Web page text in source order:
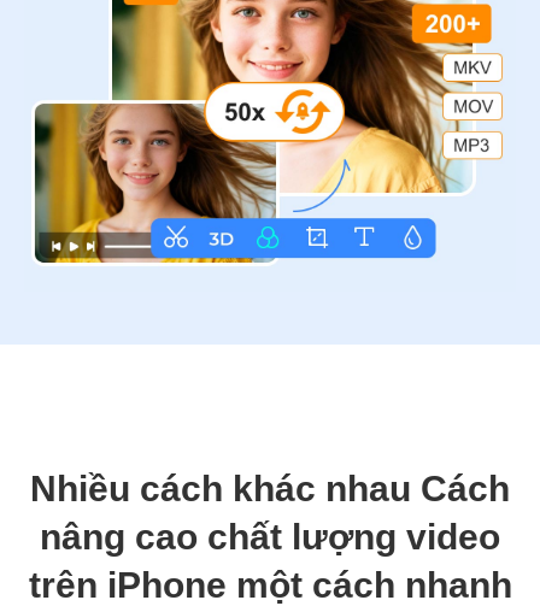
Nhiều cách khác nhau Cách
nâng cao chất lượng video
trên iPhone một cách nhanh